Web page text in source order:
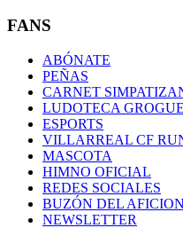
FANS
ABÓNATE
PEÑAS
CARNET
LUDOTECA
ESPORTS
VILLARREAL CF
MASCOTA
HIMNO OFICIAL
REDES SOCIALES
BUZÓN DEL
NEWSLETTER